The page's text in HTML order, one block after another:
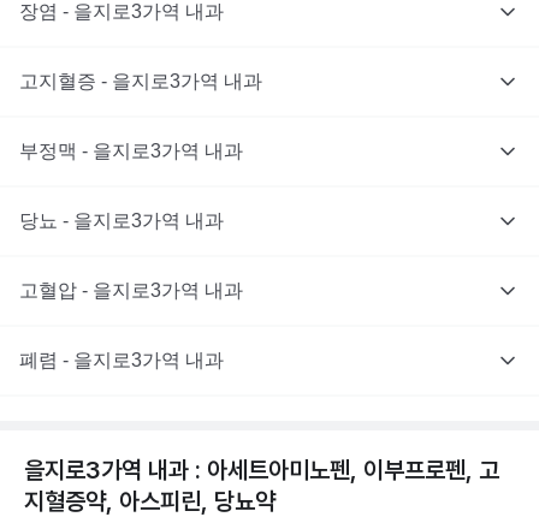
장염 - 을지로3가역 내과
고지혈증 - 을지로3가역 내과
부정맥 - 을지로3가역 내과
당뇨 - 을지로3가역 내과
고혈압 - 을지로3가역 내과
폐렴 - 을지로3가역 내과
을지로3가역 내과 : 아세트아미노펜, 이부프로펜, 고
지혈증약, 아스피린, 당뇨약